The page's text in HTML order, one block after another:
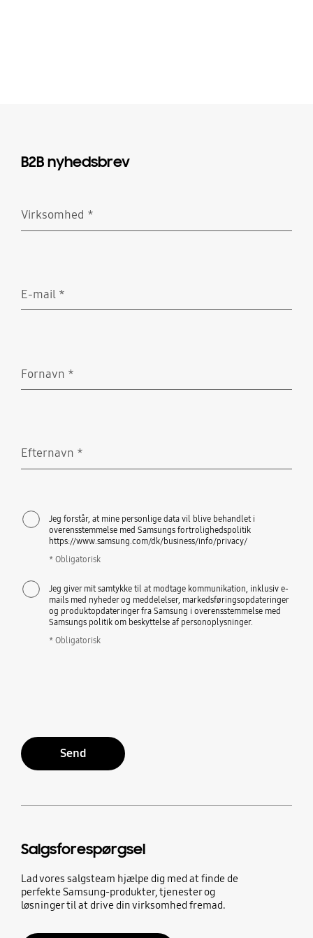
B2B nyhedsbrev
Virksomhed *
E-mail *
Fornavn *
Efternavn *
Jeg forstår, at mine personlige data vil blive behandlet i
overensstemmelse med Samsungs fortrolighedspolitik
https://www.samsung.com/dk/business/info/privacy/
* Obligatorisk
Jeg giver mit samtykke til at modtage kommunikation, inklusiv e-
mails med nyheder og meddelelser, markedsføringsopdateringer
og produktopdateringer fra Samsung i overensstemmelse med
Samsungs politik om beskyttelse af personoplysninger.
* Obligatorisk
Send
Salgsforespørgsel
Lad vores salgsteam hjælpe dig med at finde de
perfekte Samsung-produkter, tjenester og
løsninger til at drive din virksomhed fremad.